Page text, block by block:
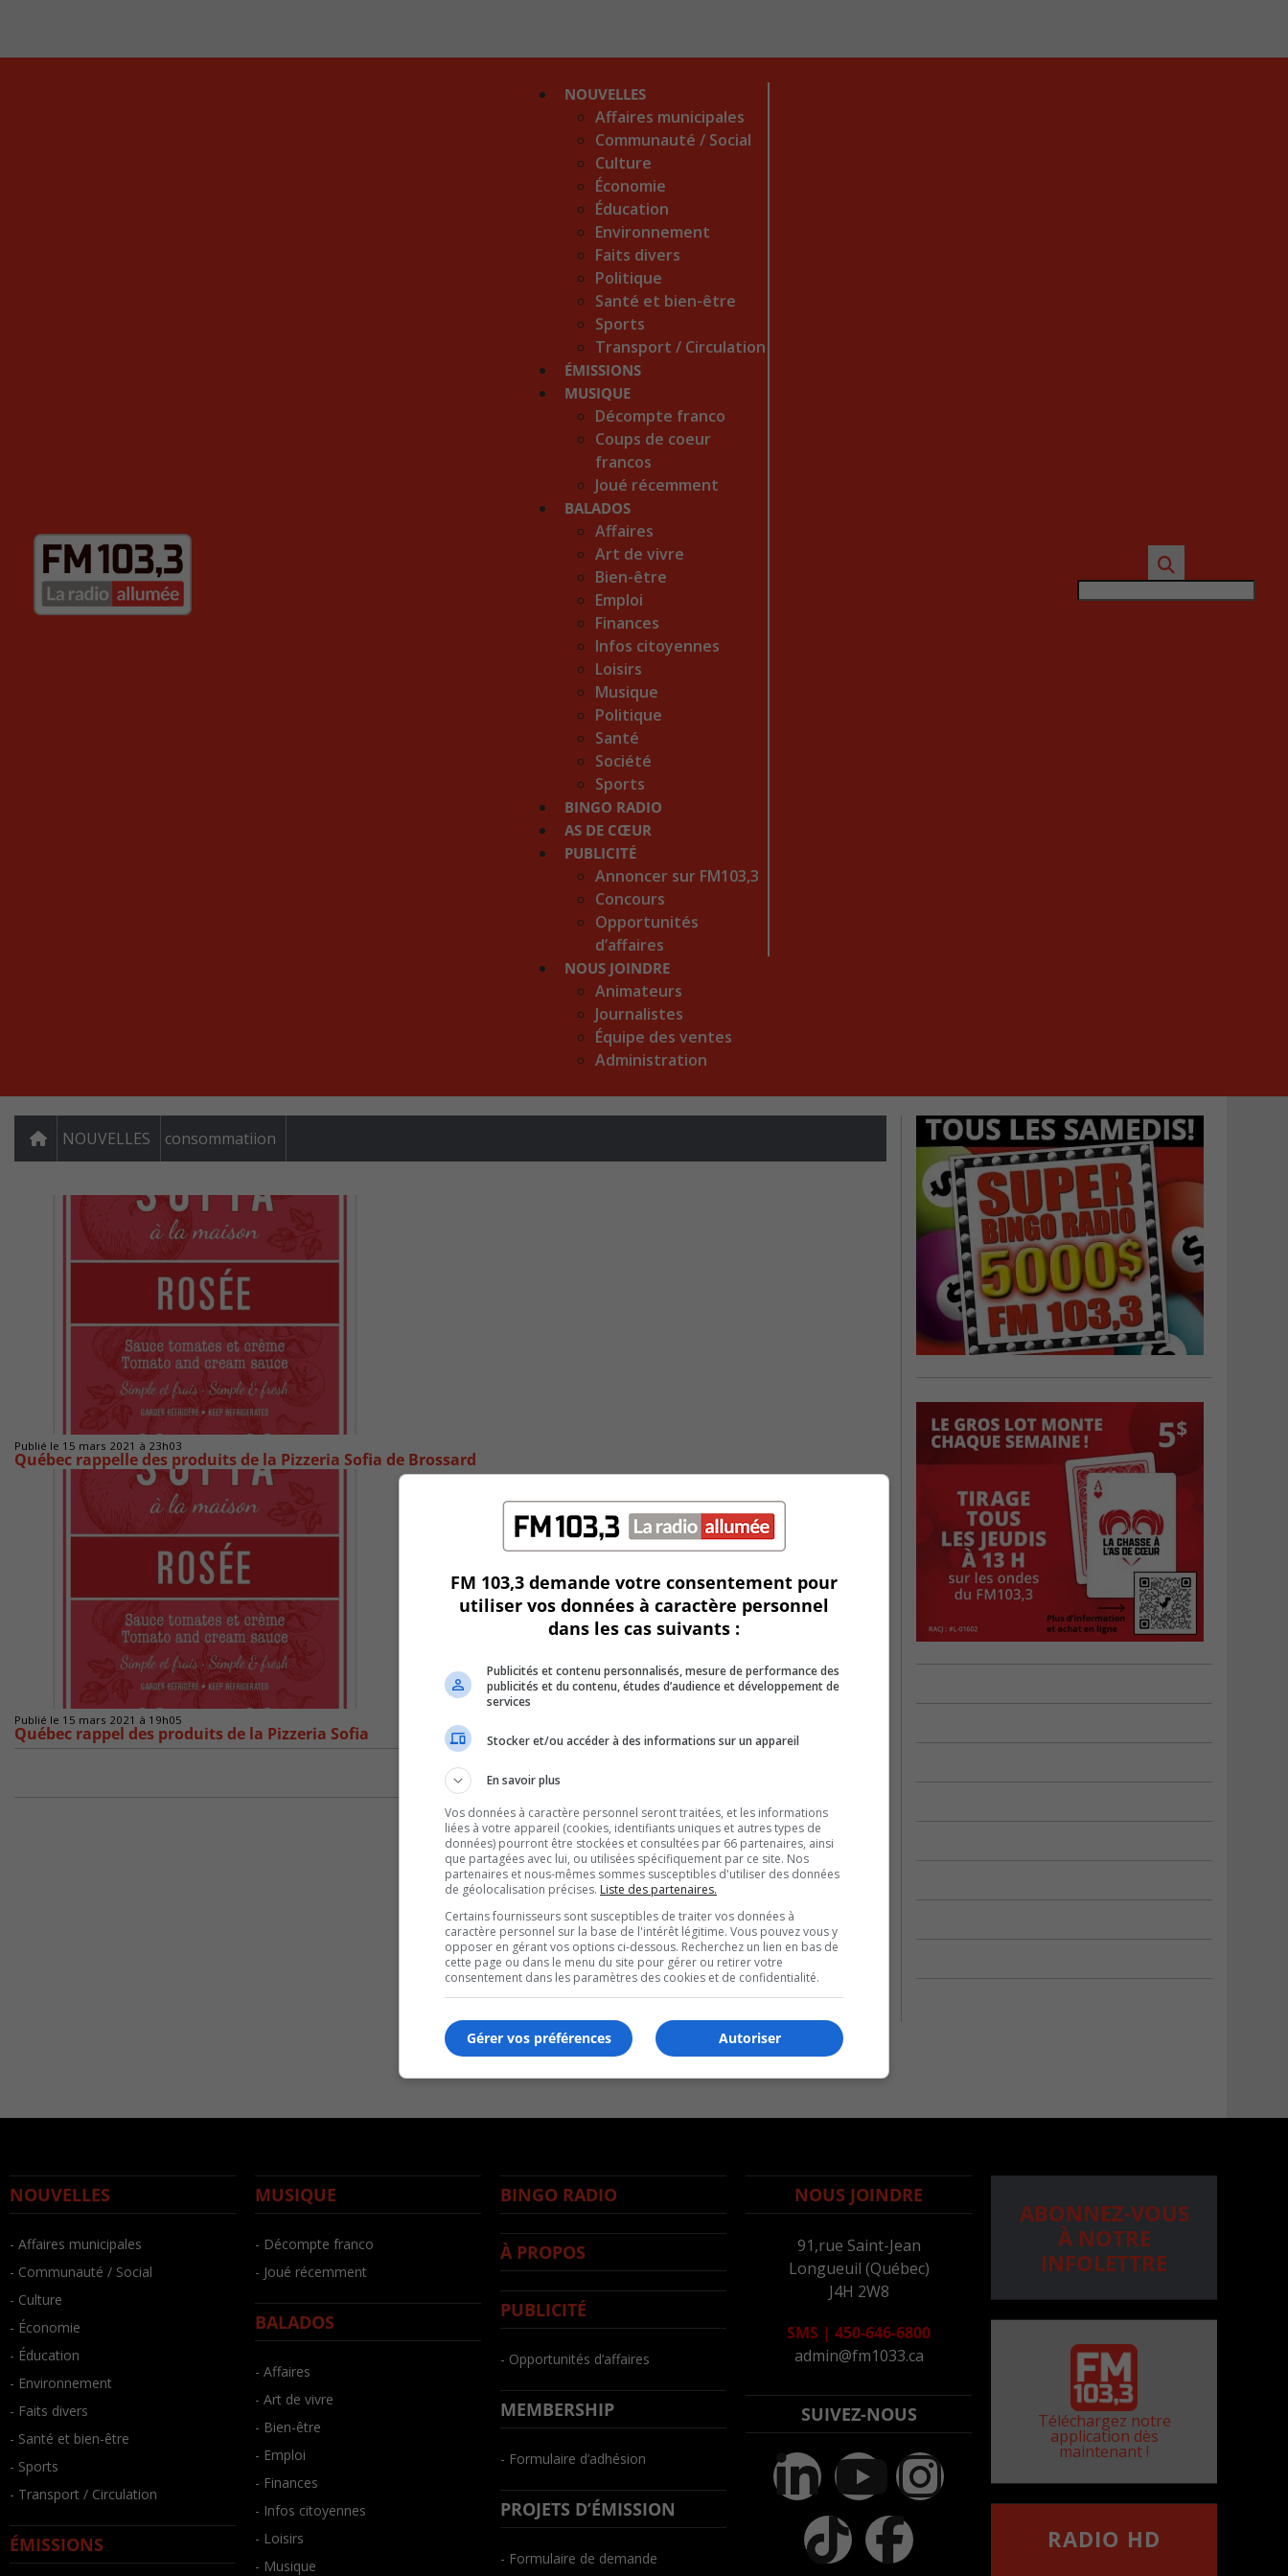
NOUVELLES
Affaires municipales
Communauté / Social
Culture
Économie
Éducation
Environnement
Faits divers
Politique
Santé et bien-être
Sports
Transport / Circulation
ÉMISSIONS
MUSIQUE
Décompte franco
Coups de coeur
francos
Joué récemment
BALADOS
Affaires
Art de vivre
Bien-être
Emploi
Finances
Infos citoyennes
Loisirs
Musique
Politique
Santé
Société
Sports
BINGO RADIO
AS DE CŒUR
PUBLICITÉ
Annoncer sur FM103,3
Concours
Opportunités
d’affaires
NOUS JOINDRE
Animateurs
Journalistes
Équipe des ventes
Administration
NOUVELLES consommatiion
Publié le 15 mars 2021 à 23h03
Québec rappelle des produits de la Pizzeria Sofia de Brossard
Publié le 15 mars 2021 à 19h05
Québec rappel des produits de la Pizzeria Sofia
NOUVELLES
- Affaires municipales
- Communauté / Social
- Culture
- Économie
- Éducation
- Environnement
- Faits divers
- Santé et bien-être
- Sports
- Transport / Circulation
ÉMISSIONS
MUSIQUE
- Décompte franco
- Joué récemment
BALADOS
- Affaires
- Art de vivre
- Bien-être
- Emploi
- Finances
- Infos citoyennes
- Loisirs
- Musique
BINGO RADIO
À PROPOS
PUBLICITÉ
- Opportunités d’affaires
MEMBERSHIP
- Formulaire d’adhésion
PROJETS D’ÉMISSION
- Formulaire de demande
NOUS JOINDRE
91,rue Saint-Jean
Longueuil (Québec)
J4H 2W8
SMS | 450-646-6800
admin@fm1033.ca
SUIVEZ-NOUS
ABONNEZ-VOUS
À NOTRE
INFOLETTRE
Téléchargez notre
application dès
maintenant !
RADIO HD
FM 103,3 demande votre consentement pour
utiliser vos données à caractère personnel
dans les cas suivants :
Publicités et contenu personnalisés, mesure de performance des
publicités et du contenu, études d’audience et développement de
services
Stocker et/ou accéder à des informations sur un appareil
En savoir plus
Vos données à caractère personnel seront traitées, et les informations
liées à votre appareil (cookies, identifiants uniques et autres types de
données) pourront être stockées et consultées par 66 partenaires, ainsi
que partagées avec lui, ou utilisées spécifiquement par ce site. Nos
partenaires et nous-mêmes sommes susceptibles d'utiliser des données
de géolocalisation précises. Liste des partenaires.
Certains fournisseurs sont susceptibles de traiter vos données à
caractère personnel sur la base de l'intérêt légitime. Vous pouvez vous y
opposer en gérant vos options ci-dessous. Recherchez un lien en bas de
cette page ou dans le menu du site pour gérer ou retirer votre
consentement dans les paramètres des cookies et de confidentialité.
Autoriser
Gérer vos préférences